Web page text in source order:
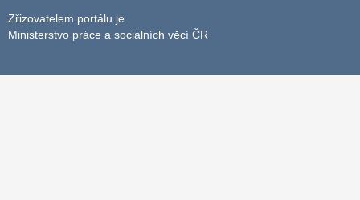
Zřizovatelem portálu je
Ministerstvo práce a sociálních věcí ČR